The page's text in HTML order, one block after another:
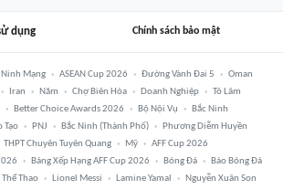
dụng Chính sách bảo mật
Ninh Mạng ASEAN Cup 2026 Đường Vành Đai 5
Oman
Iran Năm Chợ Biên Hòa Doanh Nghiệp
Tô Lâm
Better Choice Awards 2026 Bộ Nội Vụ
Bắc Ninh
Tạo
PNJ Bắc Ninh (thành Phố)
Phương Diễm Huyền
THPT Chuyên Tuyên Quang Mỹ
AFF Cup 2026
Bảng Xếp Hạng AFF Cup 2026 Bóng Đá
Báo Bóng Đá
Thể Thao Lionel Messi Lamine Yamal
Nguyễn Xuân Son